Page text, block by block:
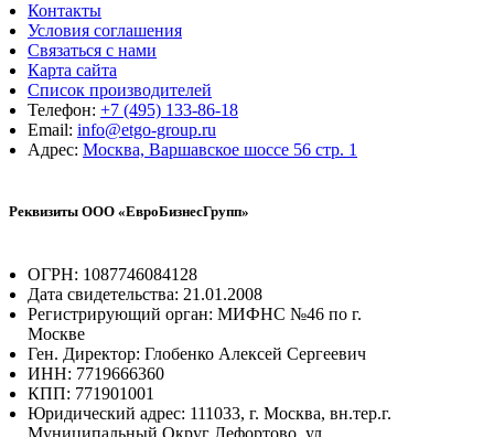
Контакты
Условия соглашения
Связаться с нами
Карта сайта
Список производителей
Телефон: +7 (495) 133-86-18
Email: info@etgo-group.ru
Адрес: Москва, Варшавское шоссе 56 стр. 1
Реквизиты ООО «ЕвроБизнесГрупп»
ОГРН: 1087746084128
Дата свидетельства: 21.01.2008
Регистрирующий орган: МИФНС №46 по г.
Москве
Ген. Директор: Глобенко Алексей Сергеевич
ИНН: 7719666360
КПП: 771901001
Юридический адрес: 111033, г. Москва, вн.тер.г.